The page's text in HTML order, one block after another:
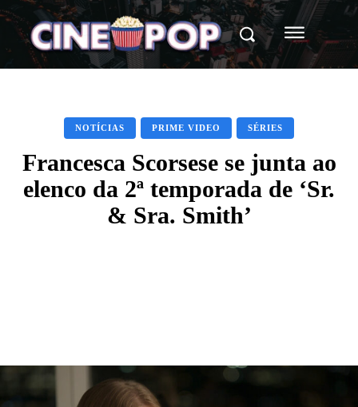
NOTÍCIAS PRIME VIDEO SÉRIES
Francesca Scorsese se junta ao
elenco da 2ª temporada de ‘Sr.
& Sra. Smith’